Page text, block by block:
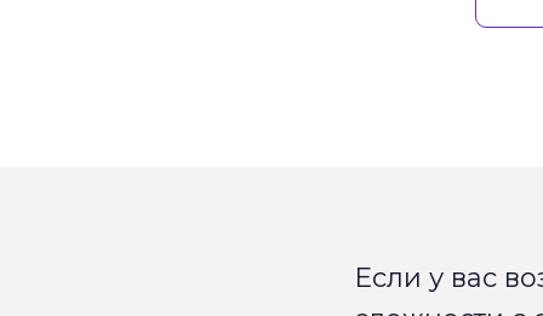
Если у вас